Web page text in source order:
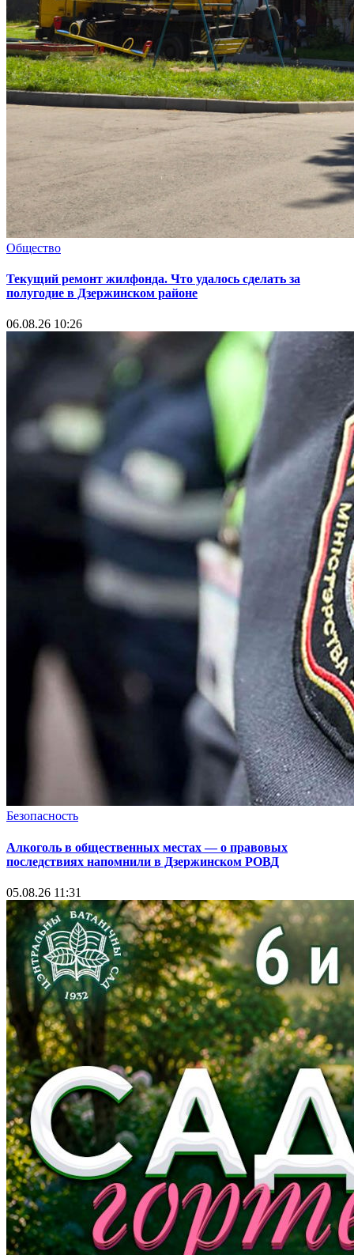
Общество
Текущий ремонт жилфонда. Что удалось сделать за
полугодие в Дзержинском районе
06.08.26 10:26
Безопасность
Алкоголь в общественных местах — о правовых
последствиях напомнили в Дзержинском РОВД
05.08.26 11:31